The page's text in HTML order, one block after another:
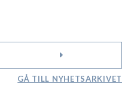
GÅ TILL NYHETSARKIVET